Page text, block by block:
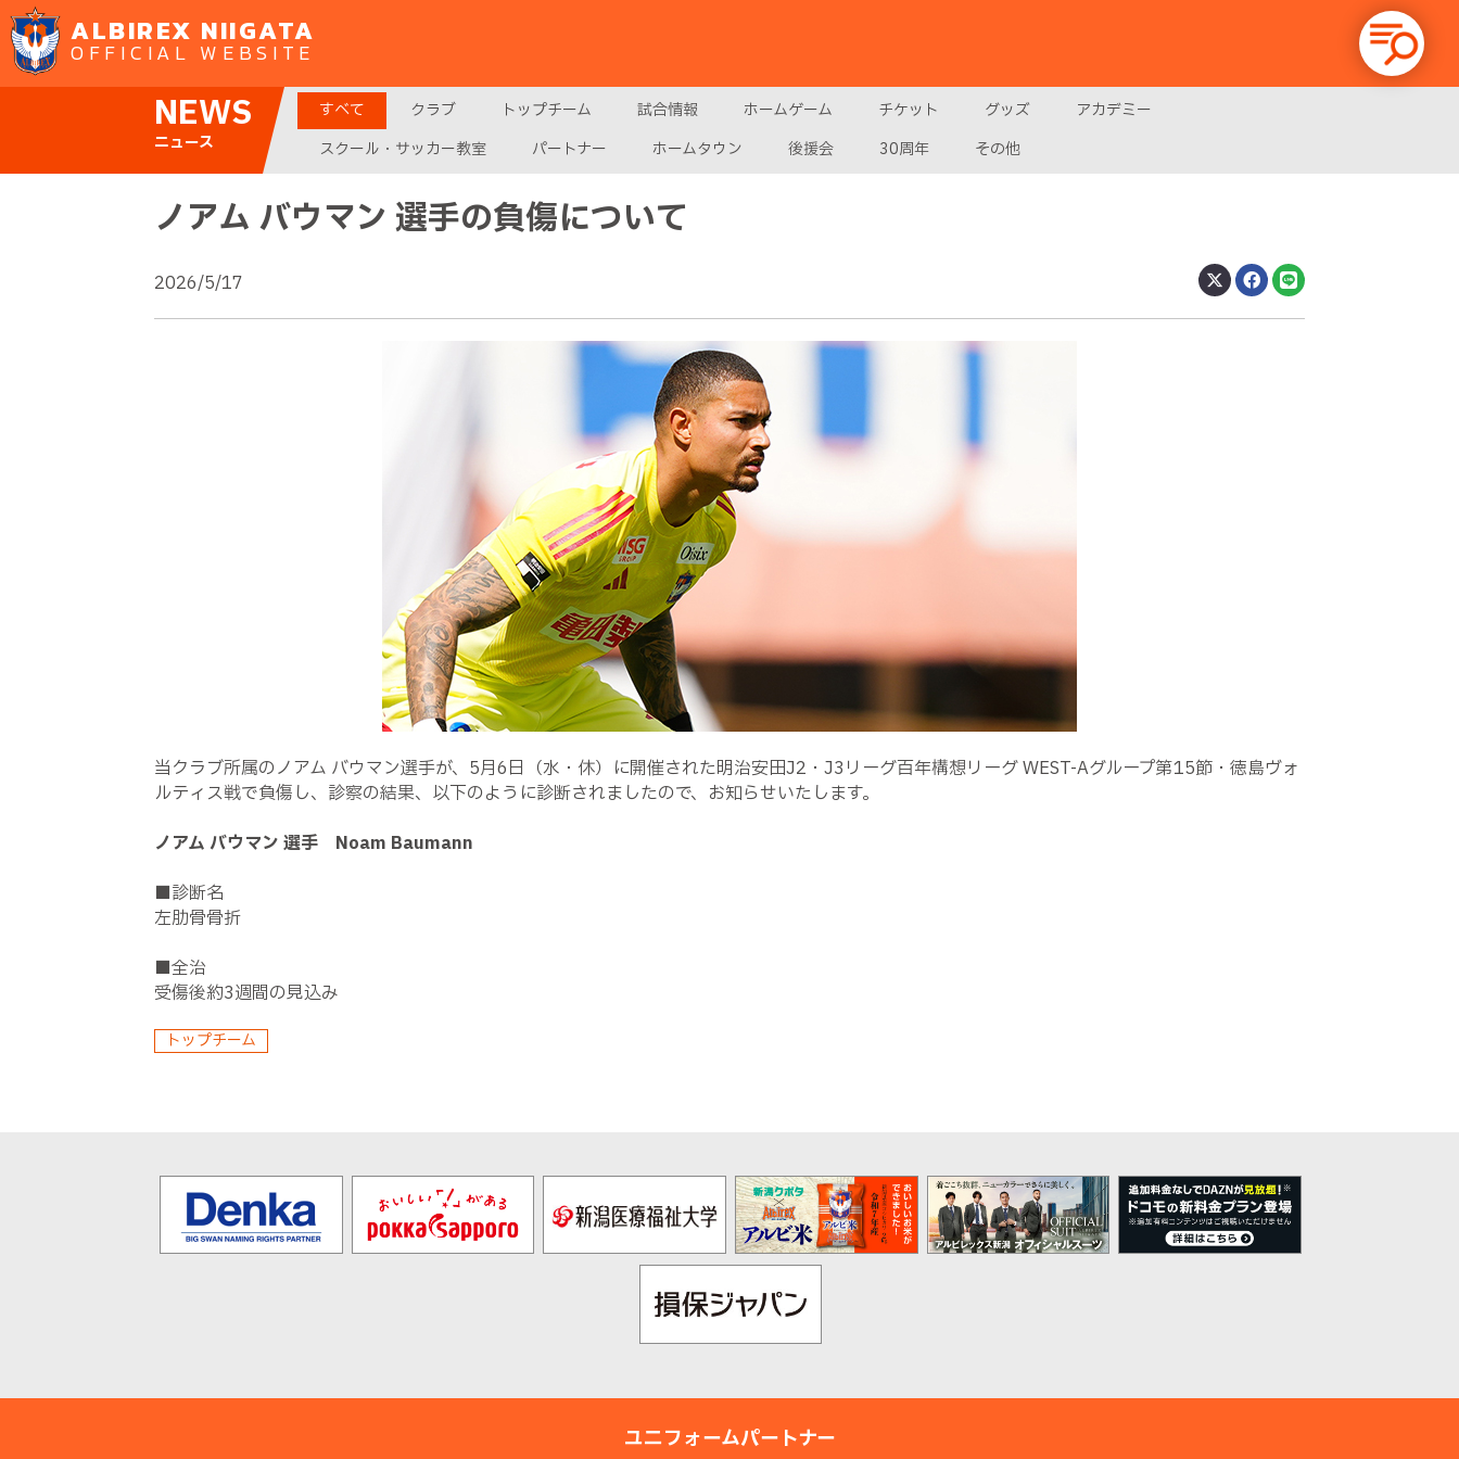
ALBIREX NIIGATA
OFFICIAL WEBSITE
NEWS
ニュース
すべて クラブ トップチーム 試合情報 ホームゲーム チケット グッズ
アカデミー
スクール・サッカー教室
パートナー ホームタウン 後援会 30周年 その他
ノアム バウマン 選手の負傷について
2026/5/17
当クラブ所属のノアム バウマン選手が、5月6日（水・休）に開催された明治安田J2・J3リーグ百年構想リーグ WEST-Aグループ第15節・徳島ヴォ
ルティス戦で負傷し、診察の結果、以下のように診断されましたので、お知らせいたします。
ノアム バウマン 選手 Noam Baumann
■診断名
左肋骨骨折
■全治
受傷後約3週間の見込み
トップチーム
ユニフォームパートナー